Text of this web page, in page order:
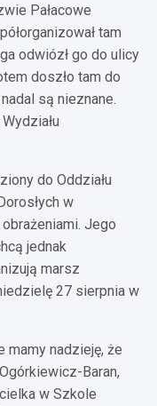
Pałacowe
tam
odwiózł go do ulicy
doszło tam do
są nieznane.
do Oddziału
w
Jego
jednak
marsz
27 sierpnia w
mamy nadzieję, że
Baran,
w Szkole